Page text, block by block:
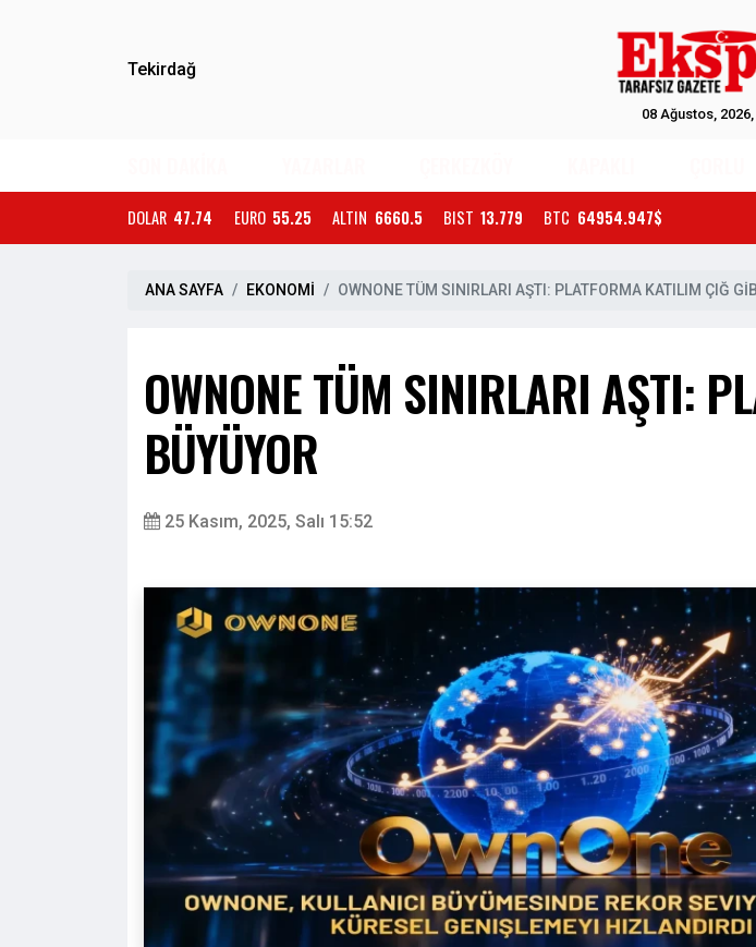
Tekirdağ
08 Ağustos,
DOLAR 47.74 EURO 55.25 ALTIN 6660.5 BIST 13.779 BTC 64954.947$
ANA SAYFA EKONOMİ OWNONE TÜM SINIRLARI AŞTI: PLATFORMA KATILIM ÇIĞ
OWNONE TÜM SINIRLARI AŞTI:
BÜYÜYOR
25 Kasım, 2025, Salı 15:52